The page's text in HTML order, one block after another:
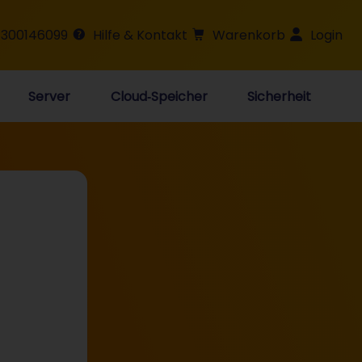
Hilfe & Kontakt Warenkorb Login
Server Cloud‑Speicher Sicherheit